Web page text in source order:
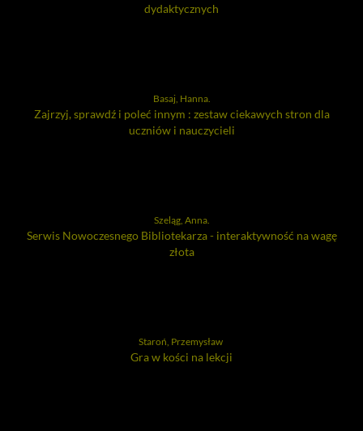
dydaktycznych
Basaj, Hanna.
Zajrzyj, sprawdź i poleć innym : zestaw ciekawych stron dla
uczniów i nauczycieli
Szeląg, Anna.
Serwis Nowoczesnego Bibliotekarza - interaktywność na wagę
złota
Staroń, Przemysław
Gra w kości na lekcji